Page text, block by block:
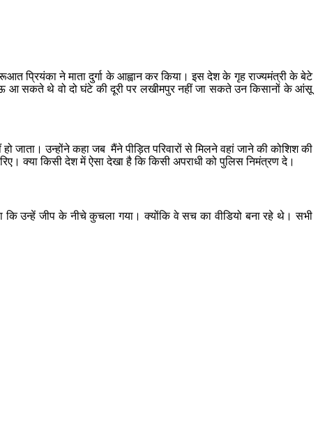
प्रियंका ने माता दुर्गा के आह्वान कर किया। इस देश के गृह राज्यमंत्री के बेटे
आ सकते थे वो दो घंटे की दूरी पर लखीमपुर नहीं जा सकते उन किसानों के आंसू
जाता। उन्होंने कहा जब मैंने पीड़ित परिवारों से मिलने वहां जाने की कोशिश की
क्या किसी देश में ऐसा देखा है कि किसी अपराधी को पुलिस निमंत्रण दे।
कि उन्हें जीप के नीचे कुचला गया। क्योंकि वे सच का वीडियो बना रहे थे। सभी